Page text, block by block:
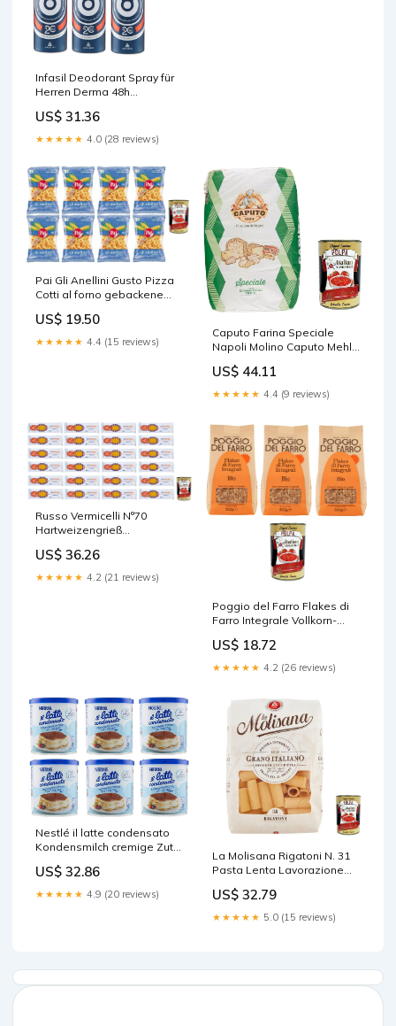
Infasil Deodorant Spray für
Herren Derma 48h
für Männerkleidung, Deo 6x
150 ml Original italienisch
inkl. Italian Gourmet Polpa
US$ 31.36
★★★★★ 4.0 (28 reviews)
Pai Gli Anellini Gusto Pizza
Cotti al forno gebackene
inkl. Italian Gourmet Polpa
400g Ananasgeschmack
US$ 19.50
★★★★★ 4.4 (15 reviews)
Caputo Farina Speciale
Napoli Molino Caputo Mehl
Italian Gourmet Polpa 400g
Sprudelndes
US$ 44.11
★★★★★ 4.4 (9 reviews)
Russo Vermicelli N°70
Hartweizengrieß
Weizen,500g-Packung 24x
Original italienisch inkl.
Italian Gourmet Polpa di
US$ 36.26
★★★★★ 4.2 (21 reviews)
Poggio del Farro Flakes di
Farro Integrale Vollkorn-
Original italienisch inkl.
Italian Gourmet Polpa 400g
US$ 18.72
★★★★★ 4.2 (26 reviews)
Nestlé il latte condensato
Kondensmilch cremige Zutat
konzentrierte Vollmilch 397g
6x Original italienisch acqua
US$ 32.86
★★★★★ 4.9 (20 reviews)
La Molisana Rigatoni N. 31
Pasta Lenta Lavorazione
Hartweizengrieß Bronze-
Zeichnung 500g 20x Original
italienisch inkl. Italian
US$ 32.79
★★★★★ 5.0 (15 reviews)